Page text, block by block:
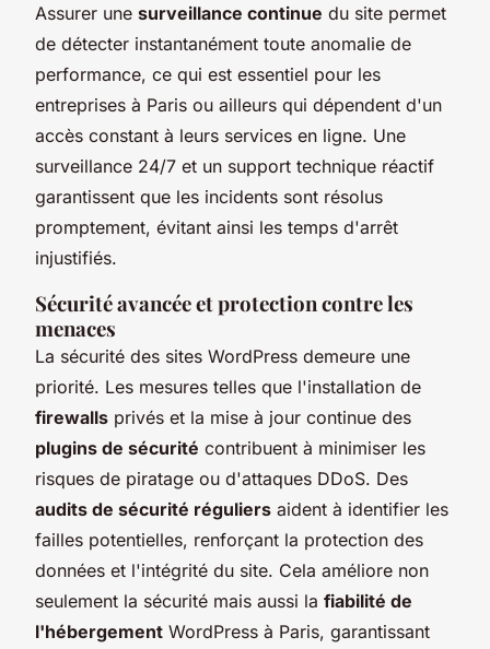
Assurer une surveillance continue du site permet
de détecter instantanément toute anomalie de
performance, ce qui est essentiel pour les
entreprises à Paris ou ailleurs qui dépendent d'un
accès constant à leurs services en ligne. Une
surveillance 24/7 et un support technique réactif
garantissent que les incidents sont résolus
promptement, évitant ainsi les temps d'arrêt
injustifiés.
Sécurité avancée et protection contre les
menaces
La sécurité des sites WordPress demeure une
priorité. Les mesures telles que l'installation de
firewalls privés et la mise à jour continue des
plugins de sécurité contribuent à minimiser les
risques de piratage ou d'attaques DDoS. Des
audits de sécurité réguliers aident à identifier les
failles potentielles, renforçant la protection des
données et l'intégrité du site. Cela améliore non
seulement la sécurité mais aussi la fiabilité de
l'hébergement WordPress à Paris, garantissant